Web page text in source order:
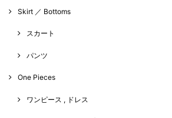
Skirt ／ Bottoms
スカート
パンツ
One Pieces
ワンピース , ドレス